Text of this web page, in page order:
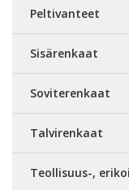
Peltivanteet
Sisärenkaat
Soviterenkaat
Talvirenkaat
Teollisuus-,